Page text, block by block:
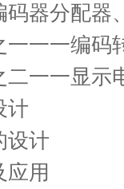
码器分配器
一一一编码
二一一显示
计
设计
应用